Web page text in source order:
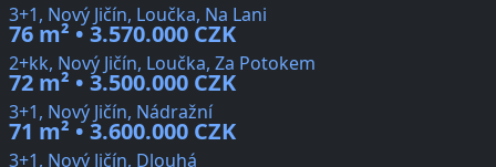
3+1, Nový Jičín, Loučka, Na Lani
76 m² • 3.570.000 CZK
2+kk, Nový Jičín, Loučka, Za Potokem
72 m² • 3.500.000 CZK
3+1, Nový Jičín, Nádražní
71 m² • 3.600.000 CZK
3+1, Nový Jičín, Dlouhá